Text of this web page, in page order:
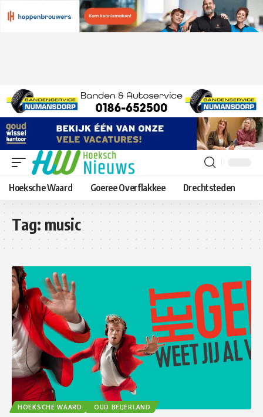
Hoeksche Waard Goeree Overflakkee Drechtsteden
Tag: music
HOEKSCHE WAARD OUD BEIJERLAND